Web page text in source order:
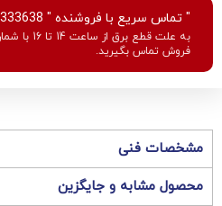
" تماس سریع با فروشنده " 09304333638 و 09357232212
به علت قطع
فروش تماس بگیرید.
مشخصات فنی
محصول مشابه و جایگزین